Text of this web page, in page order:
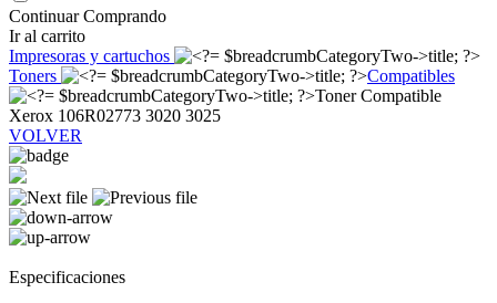
Continuar Comprando
Ir al carrito
Impresoras y cartuchos
Toners
Compatibles
Toner Compatible
Xerox 106R02773 3020 3025
VOLVER
Especificaciones